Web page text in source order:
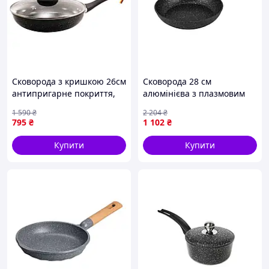
обмін або повернення може здійснитися тільки після
експертного ув'язнення сервісного центру, про те, що
експлуатаційні характеристики і умови не забули
Сковорода з кришкою 26см
антипригарне покриття,
L ТМ ZAUBERG 1302069 tjy
795 ₴
1 590₴
Купити
Сковорода 28 см
алюмінієва з плазмовим
індукційних плит чорна
ручка soft-touch
1 102 ₴
2 204₴
Купити